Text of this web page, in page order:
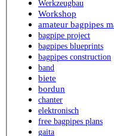
Werkzeugbau
Workshop
amateur bagpipes
bagpipe project
bagpipes blueprints
bagpipes construction
band
biete
bordun
chanter
elektronisch
free bagpipes plans
gaita